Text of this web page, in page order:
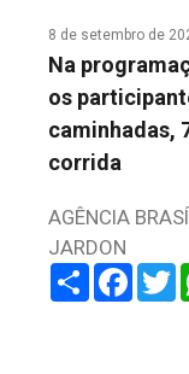
8 de setembro de
Na
os
caminhadas,
corrida
AGÊNCIA
JARDON
Share